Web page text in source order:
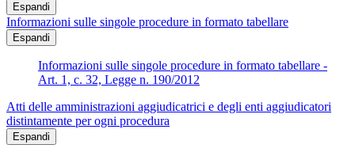
Espandi
Informazioni sulle singole procedure in formato tabellare
Espandi
Informazioni sulle singole procedure in formato tabellare -
Art. 1, c. 32, Legge n. 190/2012
Atti delle amministrazioni aggiudicatrici e degli enti aggiudicatori
distintamente per ogni procedura
Espandi